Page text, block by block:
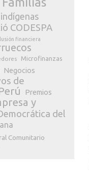
CODESPA
financiera
Microfinanzas
Negocios
de
Premios
y
del
Comunitario